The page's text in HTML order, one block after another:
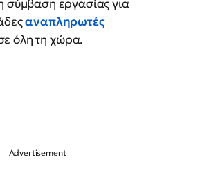
σύμβαση εργασίας για
αναπληρωτές
όλη τη χώρα.